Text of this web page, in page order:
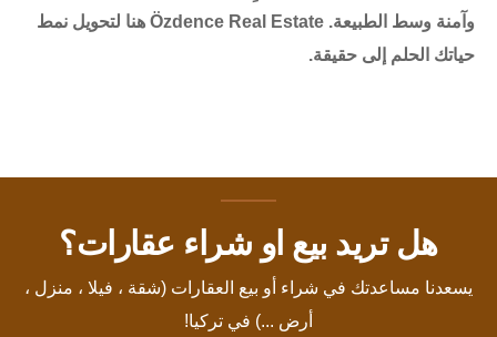
وآمنة وسط الطبيعة. Özdence Real Estate هنا لتحويل نمط
حياتك الحلم إلى حقيقة.
هل تريد بيع او شراء عقارات؟
يسعدنا مساعدتك في شراء أو بيع العقارات (شقة ، فيلا ، منزل ،
أرض ...) في تركيا!